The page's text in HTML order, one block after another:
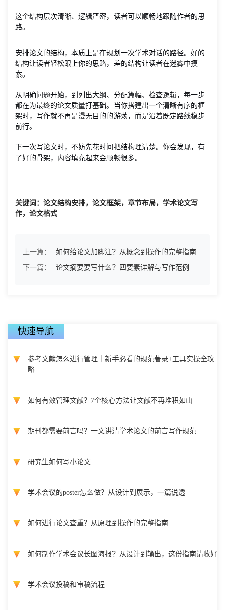
这个结构层次清晰、逻辑严密，读者可以顺畅地跟随作者的思
路。
安排论文的结构，本质上是在规划一次学术对话的路径。好的
结构让读者轻松跟上你的思路，差的结构让读者在迷雾中摸
索。
从明确问题开始，到列出大纲、分配篇幅、检查逻辑，每一步
都在为最终的论文质量打基础。当你搭建出一个清晰有序的框
架时，写作就不再是漫无目的的游荡，而是沿着既定路线稳步
前行。
下一次写论文时，不妨先花时间把结构理清楚。你会发现，有
了好的骨架，内容填充起来会顺畅很多。
关键词：论文结构安排，论文框架，章节布局，学术论文写
作，论文格式
上一篇：
如何给论文加脚注？从概念到操作的完整指南
下一篇：
论文摘要要写什么？四要素详解与写作范例
快速导航
参考文献怎么进行管理｜新手必看的规范著录+工具实操全攻
略
如何有效管理文献？7个核心方法让文献不再堆积如山
期刊都需要前言吗？一文讲清学术论文的前言写作规范
研究生如何写小论文
学术会议的poster怎么做？从设计到展示，一篇说透
如何进行论文查重？从原理到操作的完整指南
如何制作学术会议长图海报？从设计到输出，这份指南请收好
学术会议投稿和审稿流程